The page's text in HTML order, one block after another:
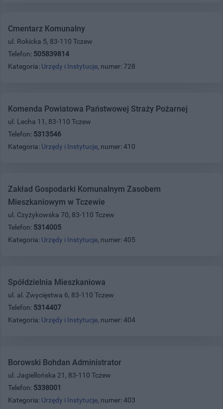
Cmentarz Komunalny
ul. Rokicka 5, 83-110 Tczew
Telefon: 505839814
Kategoria: Urzędy i Instytucje, numer: 728
Komenda Powiatowa Państwowej Straży Pożarnej
ul. Lecha 11, 83-110 Tczew
Telefon: 5313546
Kategoria: Urzędy i Instytucje, numer: 410
Zakład Gospodarki Komunalnym Zasobem
Mieszkaniowym w Tczewie
ul. Czyżykowska 70, 83-110 Tczew
Telefon: 5314005
Kategoria: Urzędy i Instytucje, numer: 405
Spółdzielnia Mieszkaniowa
ul. al. Zwycięstwa 6, 83-110 Tczew
Telefon: 5314407
Kategoria: Urzędy i Instytucje, numer: 404
Borowski Bohdan Administrator
ul. Jagiellońska 21, 83-110 Tczew
Telefon: 5338001
Kategoria: Urzędy i Instytucje, numer: 403